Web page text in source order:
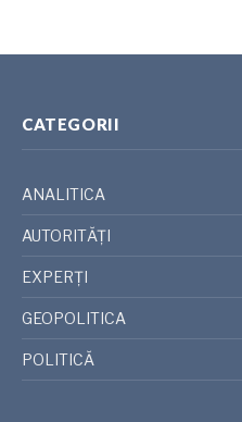
CATEGORII
ANALITICA
AUTORITĂȚI
EXPERȚI
GEOPOLITICA
POLITICĂ